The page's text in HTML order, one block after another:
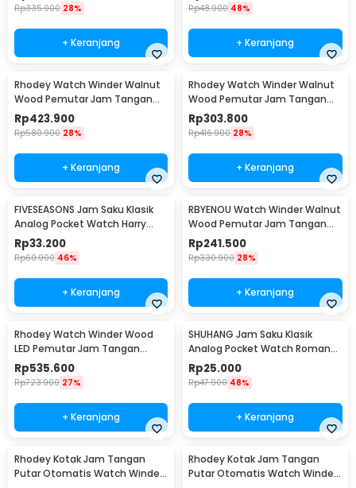
Rp335.900 28%
+ Keranjang
Rp48.900 48%
+ Keranjang
Rhodey Watch Winder Walnut
Wood Pemutar Jam Tangan
Otomatis 2 Slot - SKW166-B
Rp423.900
Rp580.900 28%
+ Keranjang
Rhodey Watch Winder Walnut
Wood Pemutar Jam Tangan
Otomatis 1 Slot - SKW165-B
Rp303.800
Rp416.900 28%
+ Keranjang
FIVESEASONS Jam Saku Klasik
Analog Pocket Watch Harry
Potter Edition - HQ8048
Rp33.200
Rp60.900 46%
+ Keranjang
RBYENOU Watch Winder Walnut
Wood Pemutar Jam Tangan
Otomatis 1 Slot - RB3
Rp241.500
Rp330.900 28%
+ Keranjang
Rhodey Watch Winder Wood
LED Pemutar Jam Tangan
Otomatis 3 Slot - SKW167
Rp535.600
Rp723.900 27%
+ Keranjang
SHUHANG Jam Saku Klasik
Analog Pocket Watch Roman
Steampunk - PJX1596
Rp25.000
Rp47.900 48%
+ Keranjang
Rhodey Kotak Jam Tangan
Putar Otomatis Watch Winder
Rhodey Kotak Jam Tangan
Putar Otomatis Watch Winder